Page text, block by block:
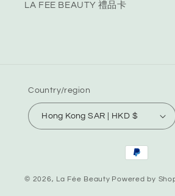
LA FEE BEAUTY 禮品卡
Country/region
Hong Kong SAR | HKD $
Payment
© 2026, La Fée Beauty Powered by